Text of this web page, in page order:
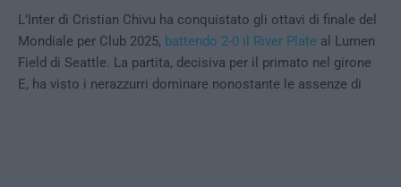
L’Inter di Cristian Chivu ha conquistato gli ottavi di finale del
Mondiale per Club 2025, battendo 2-0 il River Plate al Lumen
Field di Seattle. La partita, decisiva per il primato nel girone
E, ha visto i nerazzurri dominare nonostante le assenze di